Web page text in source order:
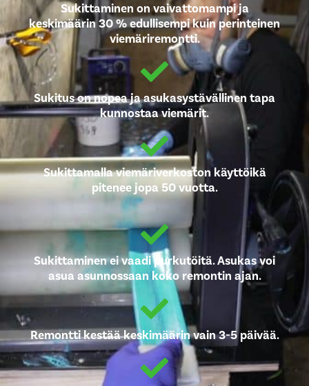
Sukittaminen on vaivattomampi ja
keskimäärin 30 % edullisempi kuin perinteinen
viemäriremontti.
Sukitus on nopea ja asukasystävällinen tapa
kunnostaa viemärit.
Sukittamalla viemäriverkoston käyttöikä
pitenee jopa 50 vuotta.
Sukittaminen ei vaadi purkutöitä. Asukas voi
asua asunnossaan koko remontin ajan.
Remontti kestää keskimäärin vain 3-5 päivää.